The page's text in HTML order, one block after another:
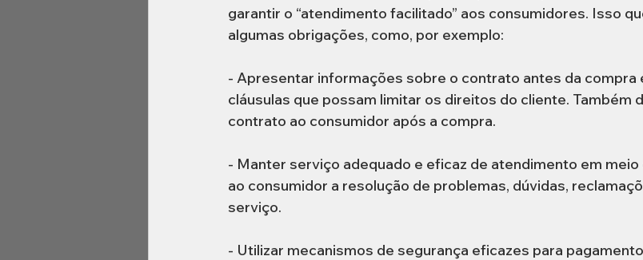
garantir o “atendimento facilitado” aos consumidores. Isso
algumas obrigações, como, por exemplo:
- Apresentar informações sobre o contrato antes da compra
cláusulas que possam limitar os direitos do cliente. Também
contrato ao consumidor após a compra.
- Manter serviço adequado e eficaz de atendimento em
ao consumidor a resolução de problemas, dúvidas,
serviço.
- Utilizar mecanismos de segurança eficazes para